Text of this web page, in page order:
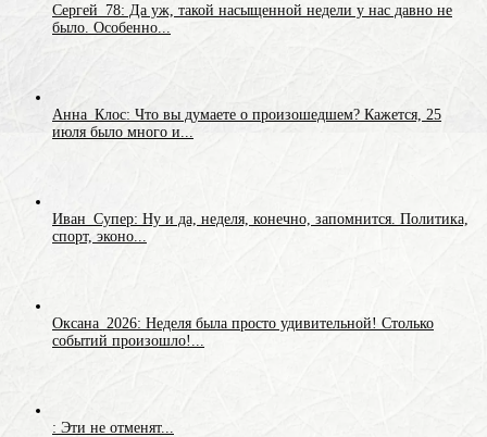
Сергей_78: Да уж, такой насыщенной недели у нас давно не
было. Особенно...
Анна_Клос: Что вы думаете о произошедшем? Кажется, 25
июля было много и...
Иван_Супер: Ну и да, неделя, конечно, запомнится. Политика,
спорт, эконо...
Оксана_2026: Неделя была просто удивительной! Столько
событий произошло!...
: Эти не отменят...